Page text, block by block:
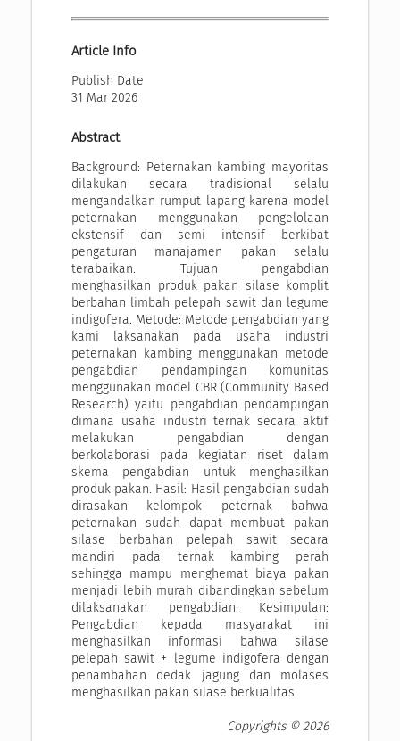
Article Info
Publish Date
31 Mar 2026
Abstract
Background: Peternakan kambing mayoritas
dilakukan secara tradisional selalu
mengandalkan rumput lapang karena model
peternakan menggunakan pengelolaan
ekstensif dan semi intensif berkibat
pengaturan manajamen pakan selalu
terabaikan. Tujuan pengabdian
menghasilkan produk pakan silase komplit
berbahan limbah pelepah sawit dan legume
indigofera. Metode: Metode pengabdian yang
kami laksanakan pada usaha industri
peternakan kambing menggunakan metode
pengabdian pendampingan komunitas
menggunakan model CBR (Community Based
Research) yaitu pengabdian pendampingan
dimana usaha industri ternak secara aktif
melakukan pengabdian dengan
berkolaborasi pada kegiatan riset dalam
skema pengabdian untuk menghasilkan
produk pakan. Hasil: Hasil pengabdian sudah
dirasakan kelompok peternak bahwa
peternakan sudah dapat membuat pakan
silase berbahan pelepah sawit secara
mandiri pada ternak kambing perah
sehingga mampu menghemat biaya pakan
menjadi lebih murah dibandingkan sebelum
dilaksanakan pengabdian. Kesimpulan:
Pengabdian kepada masyarakat ini
menghasilkan informasi bahwa silase
pelepah sawit + legume indigofera dengan
penambahan dedak jagung dan molases
menghasilkan pakan silase berkualitas
Copyrights © 2026